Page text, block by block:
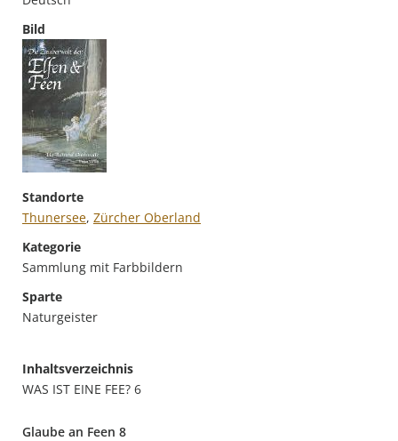
Bild
Standorte
Thunersee, Zürcher Oberland
Kategorie
Sammlung mit Farbbildern
Sparte
Naturgeister
Inhaltsverzeichnis
WAS IST EINE FEE? 6
Glaube an Feen 8